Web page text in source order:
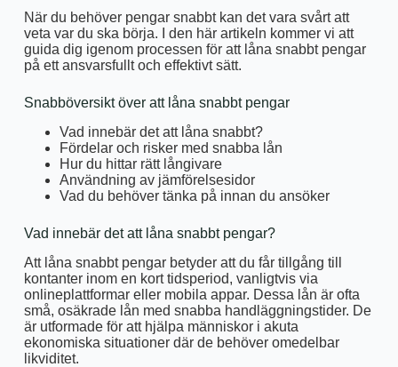
När du behöver pengar snabbt kan det vara svårt att
veta var du ska börja. I den här artikeln kommer vi att
guida dig igenom processen för att låna snabbt pengar
på ett ansvarsfullt och effektivt sätt.
Snabböversikt över att låna snabbt pengar
Vad innebär det att låna snabbt?
Fördelar och risker med snabba lån
Hur du hittar rätt långivare
Användning av jämförelsesidor
Vad du behöver tänka på innan du ansöker
Vad innebär det att låna snabbt pengar?
Att låna snabbt pengar betyder att du får tillgång till
kontanter inom en kort tidsperiod, vanligtvis via
onlineplattformar eller mobila appar. Dessa lån är ofta
små, osäkrade lån med snabba handläggningstider. De
är utformade för att hjälpa människor i akuta
ekonomiska situationer där de behöver omedelbar
likviditet.